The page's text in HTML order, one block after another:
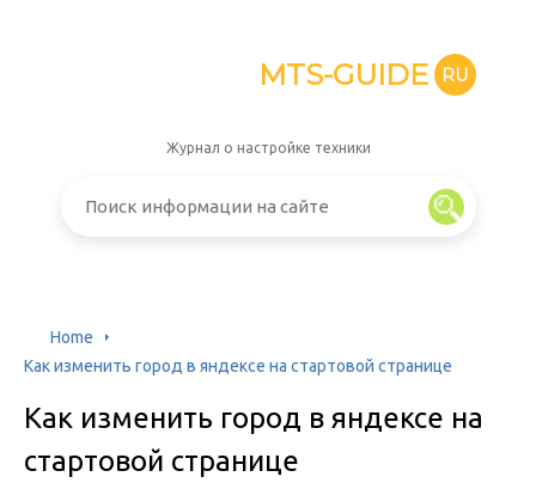
MTS-GUIDE RU
Журнал о настройке техники
Home
Как изменить город в яндексе на стартовой странице
Как изменить город в яндексе на
стартовой странице